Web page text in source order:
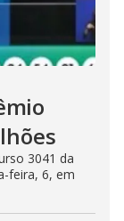
3041 da
feira, 6, em